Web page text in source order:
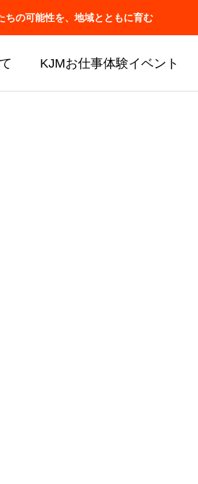
ちの可能性を、地域とともに育む
KJMお仕事体験イベント